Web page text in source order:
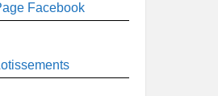
Facebook